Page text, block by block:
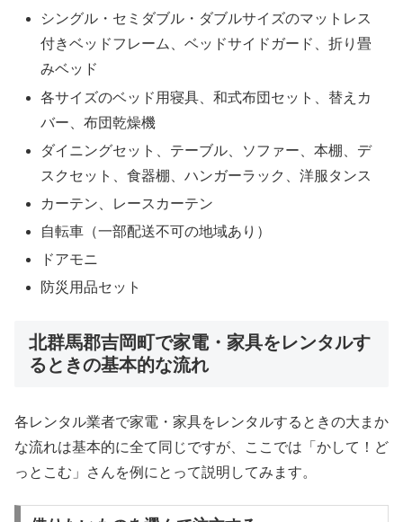
シングル・セミダブル・ダブルサイズのマットレス
付きベッドフレーム、ベッドサイドガード、折り畳
みベッド
各サイズのベッド用寝具、和式布団セット、替えカ
バー、布団乾燥機
ダイニングセット、テーブル、ソファー、本棚、デ
スクセット、食器棚、ハンガーラック、洋服タンス
カーテン、レースカーテン
自転車（一部配送不可の地域あり）
ドアモニ
防災用品セット
北群馬郡吉岡町で家電・家具をレンタルす
るときの基本的な流れ
各レンタル業者で家電・家具をレンタルするときの大まか
な流れは基本的に全て同じですが、ここでは「かして！ど
っとこむ」さんを例にとって説明してみます。